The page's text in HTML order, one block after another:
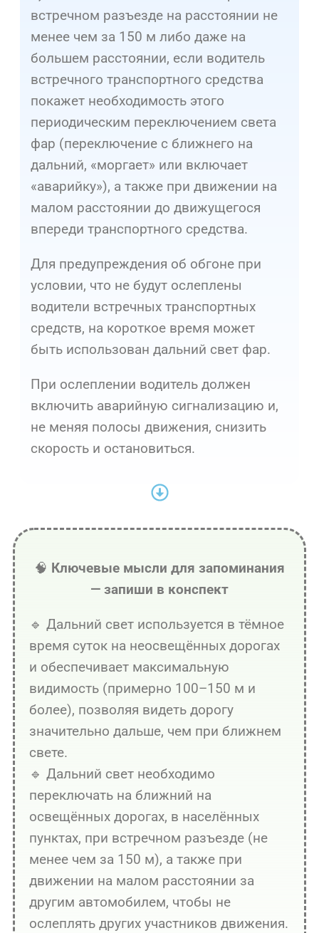
встречном разъезде на расстоянии не
менее чем за 150 м либо даже на
большем расстоянии, если водитель
встречного транспортного средства
покажет необходимость этого
периодическим переключением света
фар (переключение с ближнего на
дальний, «моргает» или включает
«аварийку»), а также при движении на
малом расстоянии до движущегося
впереди транспортного средства.
Для предупреждения об обгоне при
условии, что не будут ослеплены
водители встречных транспортных
средств, на короткое время может
быть использован дальний свет фар.
При ослеплении водитель должен
включить аварийную сигнализацию и,
не меняя полосы движения, снизить
скорость и остановиться.
🧠 Ключевые мысли для запоминания
— запиши в конспект
🔹 Дальний свет используется в тёмное
время суток на неосвещённых дорогах
и обеспечивает максимальную
видимость (примерно 100–150 м и
более), позволяя видеть дорогу
значительно дальше, чем при ближнем
свете.
🔹 Дальний свет необходимо
переключать на ближний на
освещённых дорогах, в населённых
пунктах, при встречном разъезде (не
менее чем за 150 м), а также при
движении на малом расстоянии за
другим автомобилем, чтобы не
ослеплять других участников движения.